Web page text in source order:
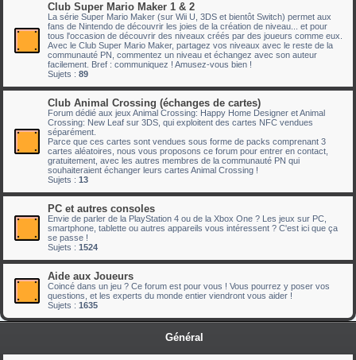
Club Super Mario Maker 1 & 2
La série Super Mario Maker (sur Wii U, 3DS et bientôt Switch) permet aux
fans de Nintendo de découvrir les joies de la création de niveau... et pour
tous l'occasion de découvrir des niveaux créés par des joueurs comme eux.
Avec le Club Super Mario Maker, partagez vos niveaux avec le reste de la
communauté PN, commentez un niveau et échangez avec son auteur
facilement. Bref : communiquez ! Amusez-vous bien !
Sujets : 89
Club Animal Crossing (échanges de cartes)
Forum dédié aux jeux Animal Crossing: Happy Home Designer et Animal
Crossing: New Leaf sur 3DS, qui exploitent des cartes NFC vendues
séparément.
Parce que ces cartes sont vendues sous forme de packs comprenant 3
cartes aléatoires, nous vous proposons ce forum pour entrer en contact,
gratuitement, avec les autres membres de la communauté PN qui
souhaiteraient échanger leurs cartes Animal Crossing !
Sujets : 13
PC et autres consoles
Envie de parler de la PlayStation 4 ou de la Xbox One ? Les jeux sur PC,
smartphone, tablette ou autres appareils vous intéressent ? C'est ici que ça
se passe !
Sujets : 1524
Aide aux Joueurs
Coincé dans un jeu ? Ce forum est pour vous ! Vous pourrez y poser vos
questions, et les experts du monde entier viendront vous aider !
Sujets : 1635
Général